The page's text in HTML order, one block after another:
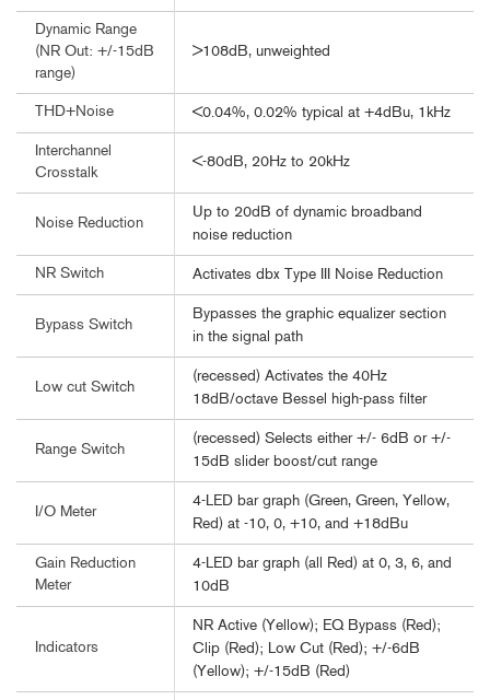
Dynamic Range
(NR Out: +/-15dB
range)
>108dB, unweighted
THD+Noise <0.04%, 0.02% typical at +4dBu, 1kHz
Interchannel
Crosstalk
<-80dB, 20Hz to 20kHz
Noise Reduction
Up to 20dB of dynamic broadband
noise reduction
NR Switch Activates dbx Type III Noise Reduction
Bypass Switch
Bypasses the graphic equalizer section
in the signal path
Low cut Switch
(recessed) Activates the 40Hz
18dB/octave Bessel high-pass filter
Range Switch
(recessed) Selects either +/- 6dB or +/-
15dB slider boost/cut range
I/O Meter
4-LED bar graph (Green, Green, Yellow,
Red) at -10, 0, +10, and +18dBu
Gain Reduction
Meter
4-LED bar graph (all Red) at 0, 3, 6, and
10dB
Indicators
NR Active (Yellow); EQ Bypass (Red);
Clip (Red); Low Cut (Red); +/-6dB
(Yellow); +/-15dB (Red)